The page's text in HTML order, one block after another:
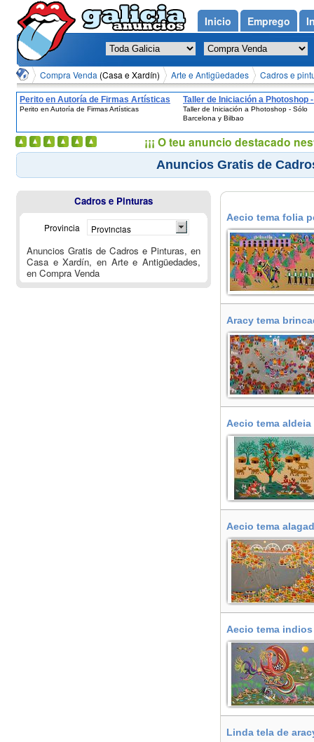
Compra Venda (Casa e Xardín) Arte e Antigüedades Cadros e
Perito en Autoría de Firmas Artísticas
Perito en Autoría de Firmas Artísticas
Taller de Iniciación a Photoshop
Barcelona y Bilbao
Taller de Iniciación a Photoshop - Sólo
Barcelona y Bilbao
Anuncios Gratis de
Aecio tema folia
Aracy tema
Aecio tema
Aecio tema
Aecio tema
Pontevedra,
Linda tela de
Cadros e Pinturas
Provincia Provincias
Anuncios Gratis de Cadros e Pinturas, en
Casa e Xardín, en Arte e Antigüedades,
en Compra Venda
Inicio Emprego
¡¡¡ O teu anuncio destacado